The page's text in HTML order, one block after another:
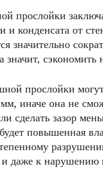
прослойки
и конденсата от
значительно
значит, сэкономить
прослойки
иначе она не
сделать зазор
повышенная
и даже к нарушению